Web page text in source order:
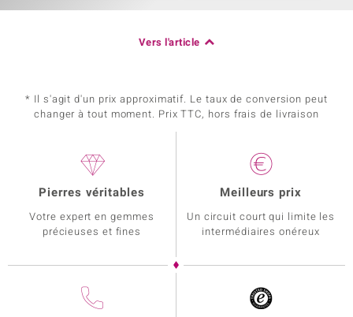
Vers l'article
* Il s'agit d'un prix approximatif. Le taux de conversion peut
changer à tout moment. Prix TTC, hors frais de livraison
Pierres véritables
Votre expert en gemmes
précieuses et fines
Meilleurs prix
Un circuit court qui limite les
intermédiaires onéreux